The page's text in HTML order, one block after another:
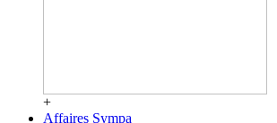
+
Affaires Sympa